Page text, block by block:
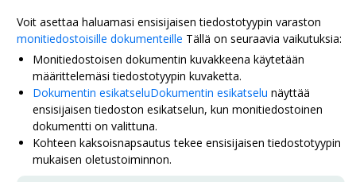
Voit asettaa haluamasi ensisijaisen tiedostotyypin varaston
monitiedostoisille dokumenteille Tällä on seuraavia vaikutuksia:
Monitiedostoisen dokumentin kuvakkeena käytetään
määrittelemäsi tiedostotyypin kuvaketta.
Dokumentin esikatseluDokumentin esikatselu näyttää
ensisijaisen tiedoston esikatselun, kun monitiedostoinen
dokumentti on valittuna.
Kohteen kaksoisnapsautus tekee ensisijaisen tiedostotyypin
mukaisen oletustoiminnon.